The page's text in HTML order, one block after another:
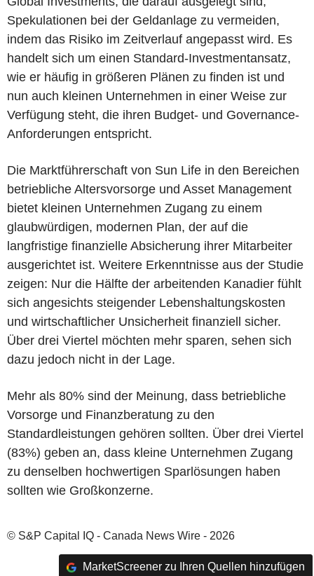
Spekulationen bei der Geldanlage zu vermeiden,
indem das Risiko im Zeitverlauf angepasst wird. Es
handelt sich um einen Standard-Investmentansatz,
wie er häufig in größeren Plänen zu finden ist und
nun auch kleinen Unternehmen in einer Weise zur
Verfügung steht, die ihren Budget- und Governance-
Anforderungen entspricht.
Die Marktführerschaft von Sun Life in den Bereichen
betriebliche Altersvorsorge und Asset Management
bietet kleinen Unternehmen Zugang zu einem
glaubwürdigen, modernen Plan, der auf die
langfristige finanzielle Absicherung ihrer Mitarbeiter
ausgerichtet ist. Weitere Erkenntnisse aus der Studie
zeigen: Nur die Hälfte der arbeitenden Kanadier fühlt
sich angesichts steigender Lebenshaltungskosten
und wirtschaftlicher Unsicherheit finanziell sicher.
Über drei Viertel möchten mehr sparen, sehen sich
dazu jedoch nicht in der Lage.
Mehr als 80% sind der Meinung, dass betriebliche
Vorsorge und Finanzberatung zu den
Standardleistungen gehören sollten. Über drei Viertel
(83%) geben an, dass kleine Unternehmen Zugang
zu denselben hochwertigen Sparlösungen haben
sollten wie Großkonzerne.
© S&P Capital IQ - Canada News Wire - 2026
MarketScreener zu Ihren Quellen hinzufügen